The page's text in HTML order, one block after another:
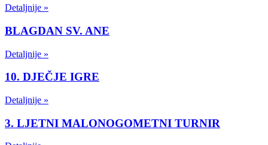
Detaljnije »
BLAGDAN SV. ANE
Detaljnije »
10. DJEČJE IGRE
Detaljnije »
3. LJETNI MALONOGOMETNI TURNIR